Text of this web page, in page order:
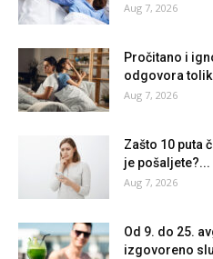
Aug 7, 2026
Pročitano i
odgovora
Aug 7, 2026
Zašto 10 puta
je pošaljete?...
Aug 7, 2026
Od 9. do 25.
izgovoreno